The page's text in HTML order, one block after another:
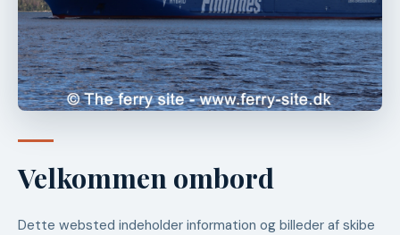
Velkommen ombord
Dette websted indeholder information og billeder af skibe